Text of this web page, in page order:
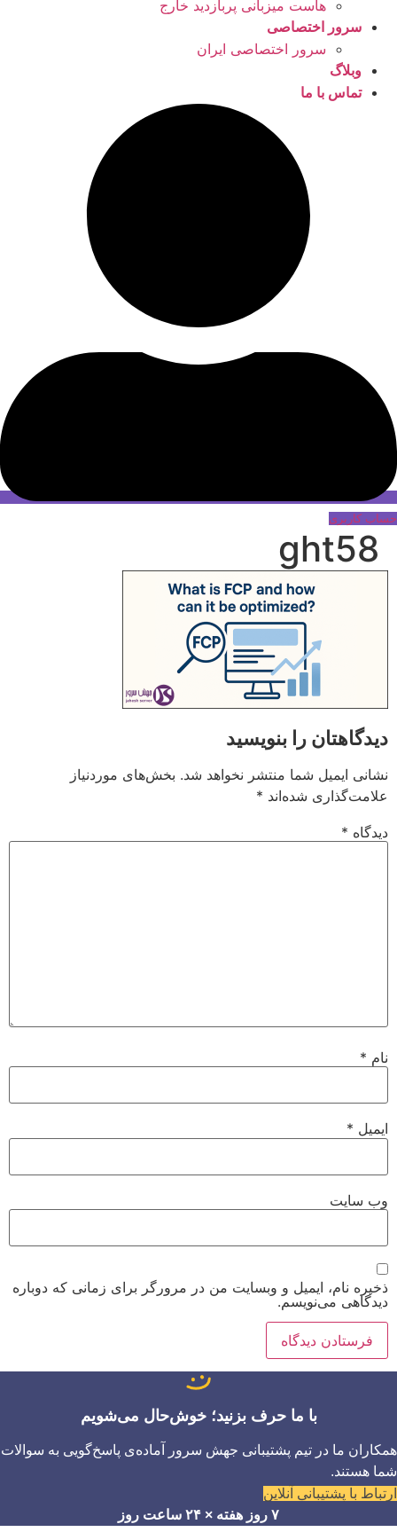
هاست میزبانی پربازدید خارج
سرور اختصاصی
سرور اختصاصی ایران
وبلاگ
تماس با ما
حساب کاربری
ght58
دیدگاهتان را بنویسید
نشانی ایمیل شما منتشر نخواهد شد. بخش‌های موردنیاز
علامت‌گذاری شده‌اند *
دیدگاه *
نام *
ایمیل *
وب‌ سایت
ذخیره نام، ایمیل و وبسایت من در مرورگر برای زمانی که دوباره
دیدگاهی می‌نویسم.
با ما حرف بزنید؛ خوش‌حال می‌شویم
همکاران ما در تیم پشتیبانی جهش سرور آماده‌ی پاسخ‌گویی به سوالات
شما هستند.
ارتباط با پشتیبانی آنلاین
۷ روز هفته × ۲۴ ساعت روز